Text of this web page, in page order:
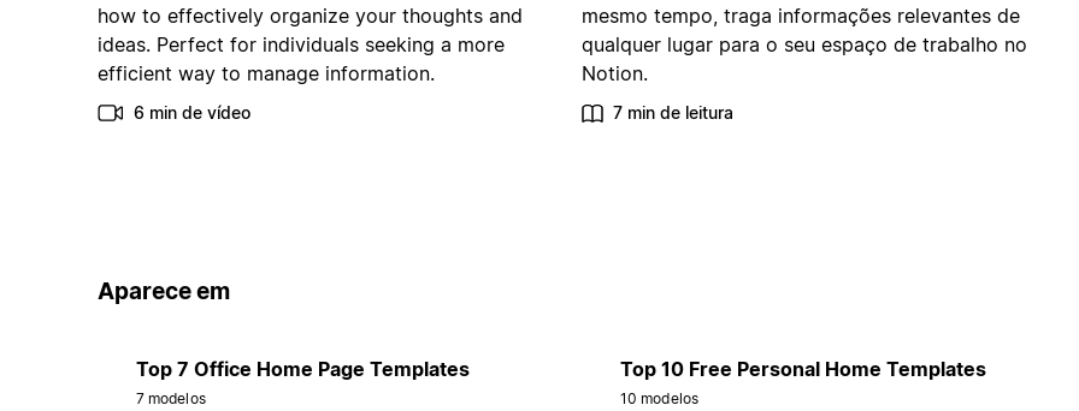
how to effectively organize your thoughts and
ideas. Perfect for individuals seeking a more
efficient way to manage information.
6 min de vídeo
mesmo tempo, traga informações relevantes de
qualquer lugar para o seu espaço de trabalho no
Notion.
7 min de leitura
Aparece em
Top 7 Office Home Page Templates
7 modelos
Top 10 Free Personal Home Templates
10 modelos